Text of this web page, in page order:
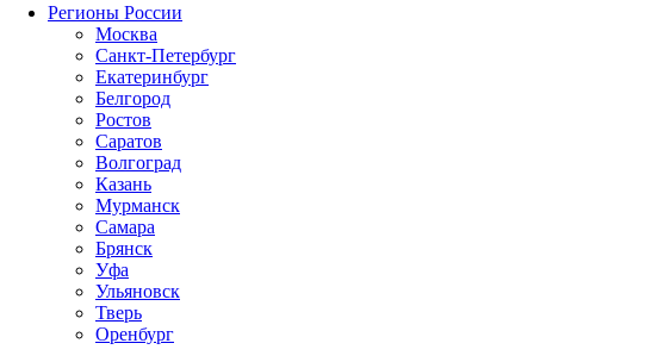
Регионы России
Москва
Санкт-Петербург
Екатеринбург
Белгород
Ростов
Саратов
Волгоград
Казань
Мурманск
Самара
Брянск
Уфа
Ульяновск
Тверь
Оренбург